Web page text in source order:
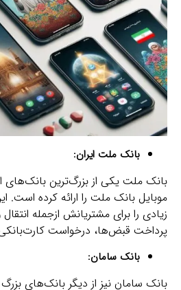
بانک ملت ایران:
بانک ملت یکی از بزرگ‌ترین بانک‌های
موبایل بانک ملت را ارائه کرده است.
زیادی را برای مشتریانش ازجمله
پرداخت قبض‌ها، درخواست
بانک سامان:
بانک سامان نیز از دیگر بانک‌های